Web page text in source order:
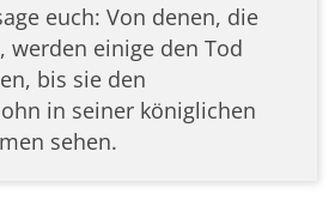
euch: Von denen, die
werden einige den Tod
bis sie den
in seiner königlichen
sehen.